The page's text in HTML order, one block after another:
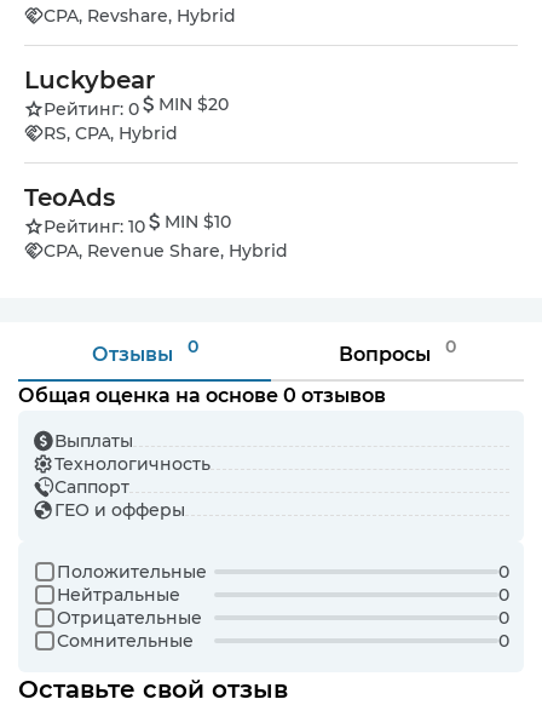
CPA, Revshare, Hybrid
Luckybear
Рейтинг: 0
MIN $20
RS, CPA, Hybrid
TeoAds
Рейтинг: 10
MIN $10
CPA, Revenue Share, Hybrid
Отзывы 0 Вопросы 0
Общая оценка на основе 0 отзывов
Выплаты
Технологичность
Саппорт
ГЕО и офферы
Положительные
0
Нейтральные
0
Отрицательные
0
Сомнительные
0
Оставьте свой отзыв